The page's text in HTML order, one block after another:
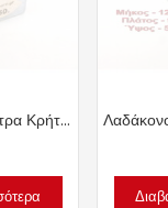
Λαδάκονο ακονόπετρα Κρήτης 1.35kg.